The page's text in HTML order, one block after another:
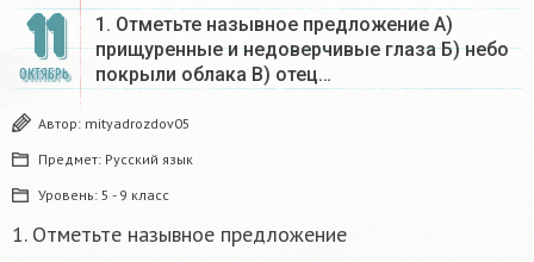
11
ОКТЯБРЬ
1. Отметьте назывное предложение А)
прищуренные и недоверчивые глаза Б) небо
покрыли облака В) отец…
Автор: mityadrozdov05
Предмет: Русский язык
Уровень: 5 - 9 класс
1. Отметьте назывное предложение